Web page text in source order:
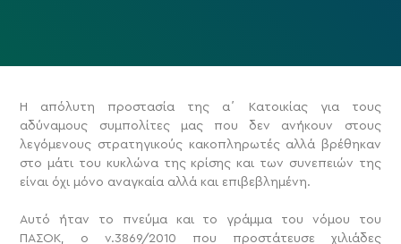
Η απόλυτη προστασία της α΄ Κατοικίας για τους
αδύναμους συμπολίτες μας που δεν ανήκουν στους
λεγόμενους στρατηγικούς κακοπληρωτές αλλά βρέθηκαν
στο μάτι του κυκλώνα της κρίσης και των συνεπειών της
είναι όχι μόνο αναγκαία αλλά και επιβεβλημένη.
Αυτό ήταν το πνεύμα και το γράμμα του νόμου του
ΠΑΣΟΚ, ο ν.3869/2010 που προστάτευσε χιλιάδες